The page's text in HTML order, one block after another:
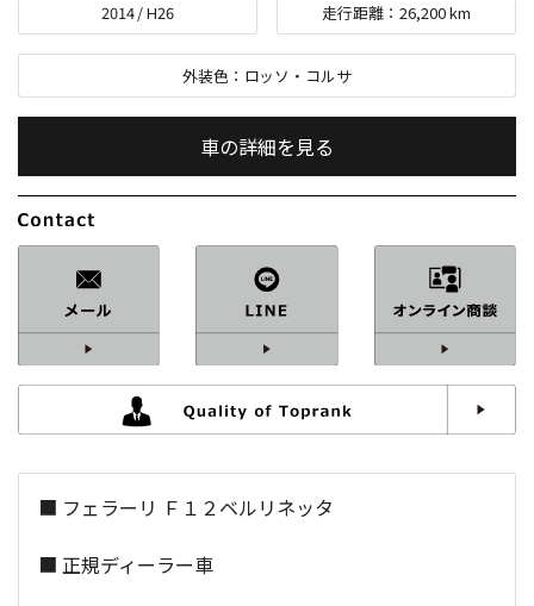
2014/H26 走行距離：26,200km
外装色： ロッソ・コルサ
車の詳細を見る
車検：R9
修復歴：
中古車
総排気量：6,300cc
■ フェラーリ Ｆ１２ベルリネッタ
■ 正規ディーラー車